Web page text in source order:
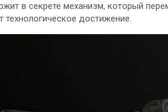
в секрете механизм, который
технологическое достижение.